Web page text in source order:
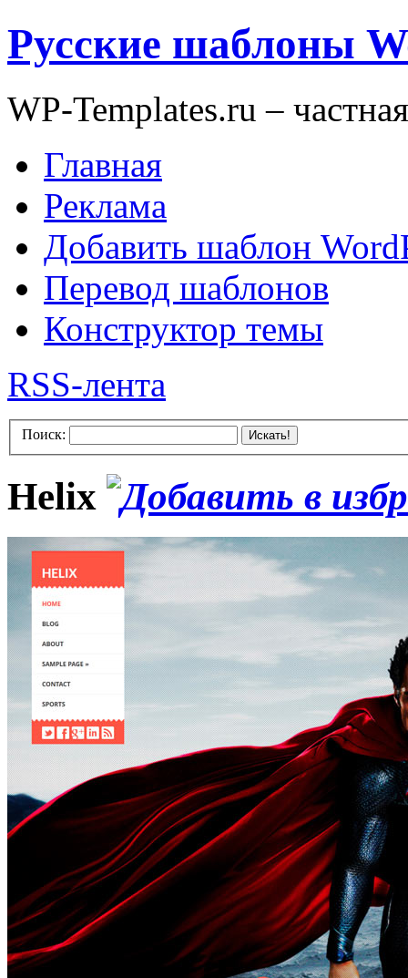
Русские шаблоны
WP-Templates.ru –
Главная
Реклама
Добавить шаблон
Перевод шаблонов
Конструктор темы
RSS-лента
Поиск: Искать!
Helix